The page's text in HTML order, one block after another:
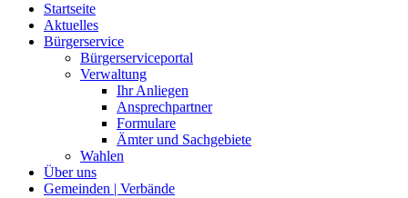
Startseite
Aktuelles
Bürgerservice
Bürgerserviceportal
Verwaltung
Ihr Anliegen
Ansprechpartner
Formulare
Ämter und Sachgebiete
Wahlen
Über uns
Gemeinden | Verbände